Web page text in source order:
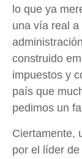
lo que ya
una vía real
construido
impuestos y
país que
pedimos un
Ciertamente,
por el líder